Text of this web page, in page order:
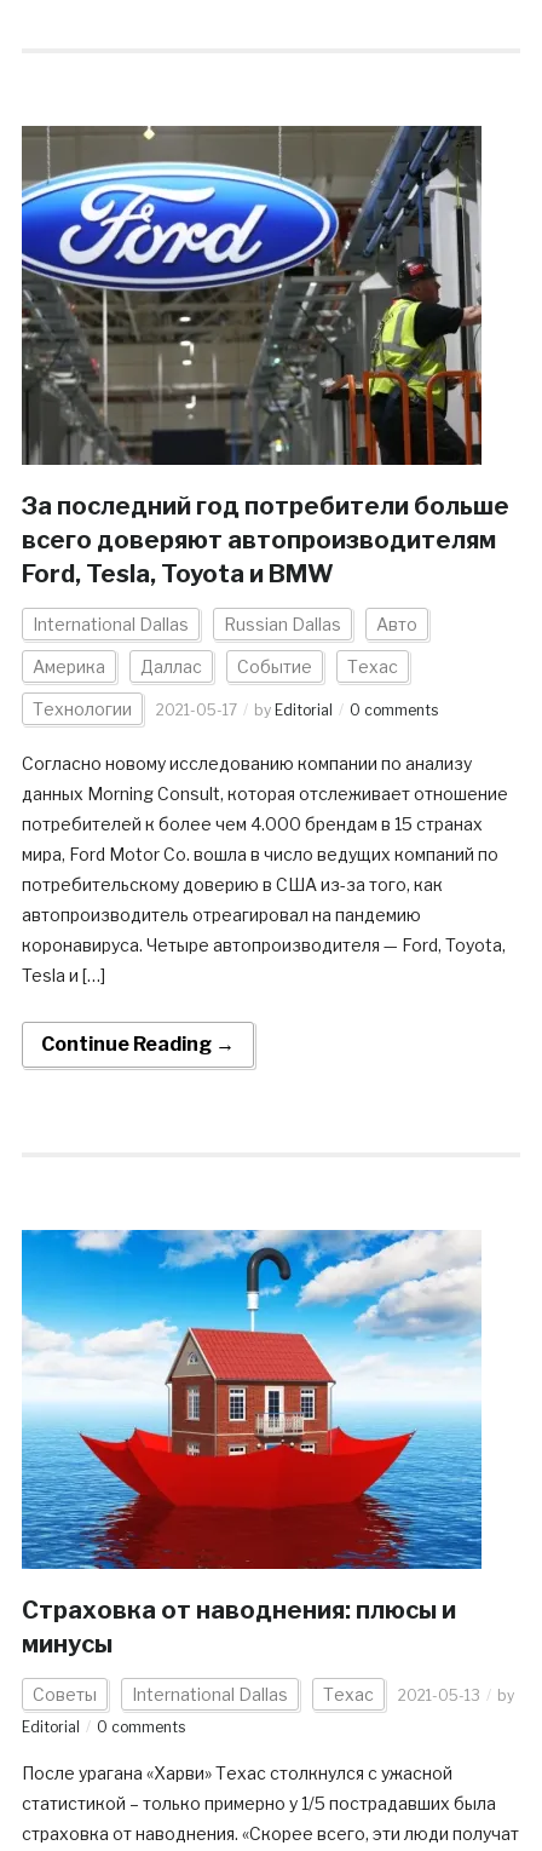
За последний год потребители больше
всего доверяют автопроизводителям
Ford, Tesla, Toyota и BMW
International Dallas Russian Dallas Авто
Америка Даллас Событие Техас
Технологии 2021-05-17 by Editorial 0 comments
Согласно новому исследованию компании по анализу
данных Morning Consult, которая отслеживает отношение
потребителей к более чем 4.000 брендам в 15 странах
мира, Ford Motor Co. вошла в число ведущих компаний по
потребительскому доверию в США из-за того, как
автопроизводитель отреагировал на пандемию
коронавируса. Четыре автопроизводителя — Ford, Toyota,
Tesla и […]
Continue Reading →
Страховка от наводнения: плюсы и
минусы
Советы International Dallas Техас 2021-05-13
by
Editorial
0 comments
После урагана «Харви» Техас столкнулся с ужасной
статистикой – только примерно у 1/5 пострадавших была
страховка от наводнения. «Скорее всего, эти люди получат